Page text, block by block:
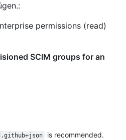
permissions (read)
SCIM groups for an
is recommended.